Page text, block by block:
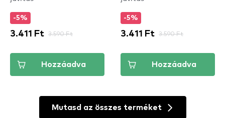
-5%
3.411 Ft 3.590 Ft
Hozzáadva
-5%
3.411 Ft 3.590 Ft
Hozzáadva
Mutasd az összes terméket